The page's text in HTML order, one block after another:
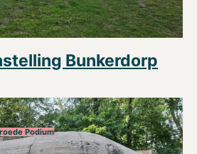
Bunkerdorp
Podium